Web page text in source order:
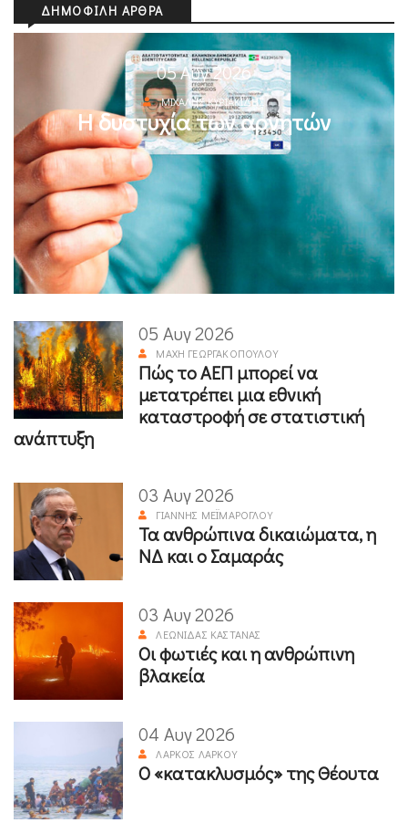
ΔΗΜΟΦΙΛΉ ΆΡΘΡΑ
05 Αυγ 2026
ΜΙΧΆΛΗΣ ΚΥΡΙΑΚΊΔΗΣ
Η δυστυχία των αρνητών
05 Αυγ 2026
ΜΆΧΗ ΓΕΩΡΓΑΚΟΠΟΎΛΟΥ
Πώς το ΑΕΠ μπορεί να
μετατρέπει μια εθνική
καταστροφή σε στατιστική
ανάπτυξη
03 Αυγ 2026
ΓΙΆΝΝΗΣ ΜΕΪΜΆΡΟΓΛΟΥ
Τα ανθρώπινα δικαιώματα, η
ΝΔ και ο Σαμαράς
03 Αυγ 2026
ΛΕΩΝΊΔΑΣ ΚΑΣΤΑΝΆΣ
Οι φωτιές και η ανθρώπινη
βλακεία
04 Αυγ 2026
ΛΆΡΚΟΣ ΛΆΡΚΟΥ
Ο «κατακλυσμός» της Θέουτα